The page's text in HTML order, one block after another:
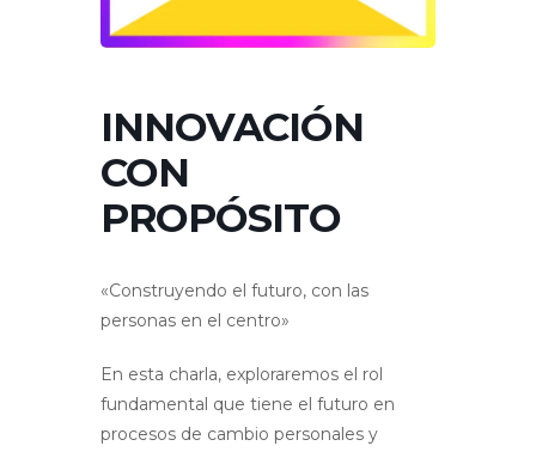
INNOVACIÓN
CON
PROPÓSITO
«Construyendo el futuro, con las
personas en el centro»
En esta charla, exploraremos el rol
fundamental que tiene el futuro en
procesos de cambio personales y